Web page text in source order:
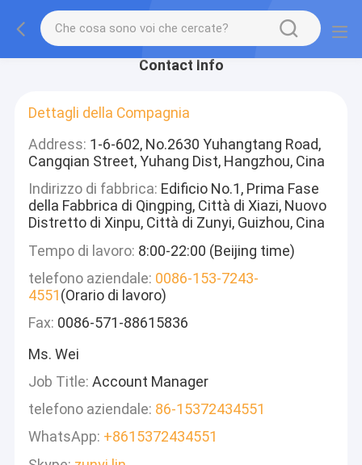
Contact Info
Dettagli della Compagnia
Address: 1-6-602, No.2630 Yuhangtang Road,
Cangqian Street, Yuhang Dist, Hangzhou, Cina
Indirizzo di fabbrica: Edificio No.1, Prima Fase
della Fabbrica di Qingping, Città di Xiazi, Nuovo
Distretto di Xinpu, Città di Zunyi, Guizhou, Cina
Tempo di lavoro: 8:00-22:00 (Beijing time)
telefono aziendale: 0086-153-7243-
4551(Orario di lavoro)
Fax: 0086-571-88615836
Ms. Wei
Job Title: Account Manager
telefono aziendale: 86-15372434551
WhatsApp: +8615372434551